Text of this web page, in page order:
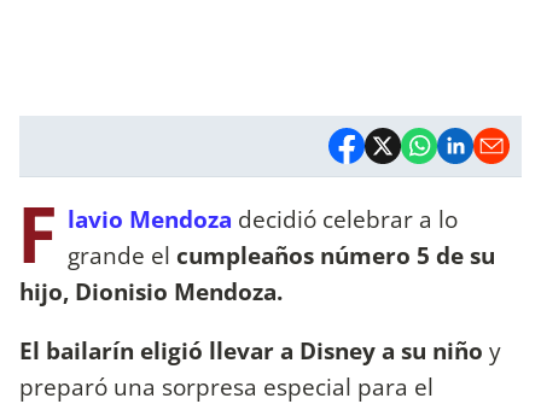
F lavio Mendoza decidió celebrar a lo
grande el cumpleaños número 5 de su
hijo, Dionisio Mendoza.
El bailarín eligió llevar a Disney a su niño y
preparó una sorpresa especial para el